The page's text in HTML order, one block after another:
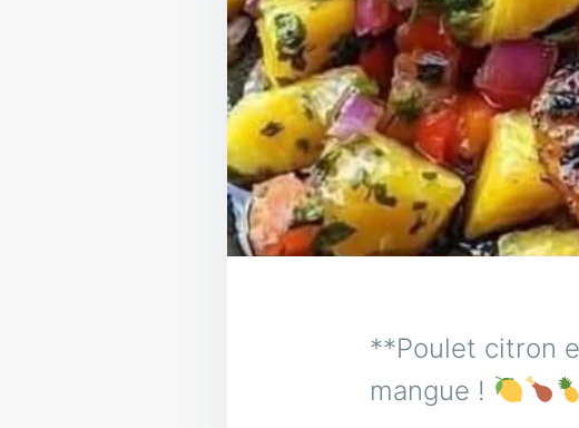
**Poulet citron
mangue !